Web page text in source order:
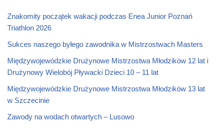
Znakomity początek wakacji podczas Enea Junior Poznań
Triathlon 2026
Sukces naszego byłego zawodnika w Mistrzostwach Masters
Międzywojewódzkie Drużynowe Mistrzostwa Młodzików 12 lat i
Drużynowy Wielobój Pływacki Dzieci 10 – 11 lat
Międzywojewódzkie Drużynowe Mistrzostwa Młodzików 13 lat
w Szczecinie
Zawody na wodach otwartych – Lusowo